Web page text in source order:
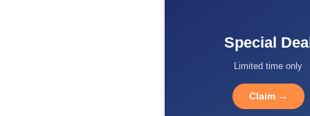
Special
Limited time only
Claim →